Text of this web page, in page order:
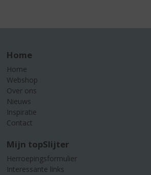
Home
Home
Webshop
Over ons
Nieuws
Inspiratie
Contact
Mijn topSlijter
Herroepingsformulier
Interessante links